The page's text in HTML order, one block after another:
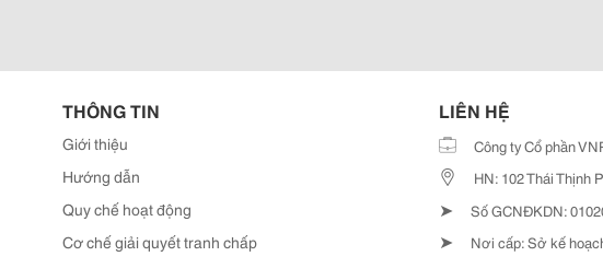
THÔNG TIN
Giới thiệu
Hướng dẫn
Quy chế hoạt động
Cơ chế giải quyết tranh chấp
LIÊN HỆ
Công ty Cổ phần
HN: 102 Thái Thịnh
➤ Số GCNĐKDN:
➤ Nơi cấp: Sở kế